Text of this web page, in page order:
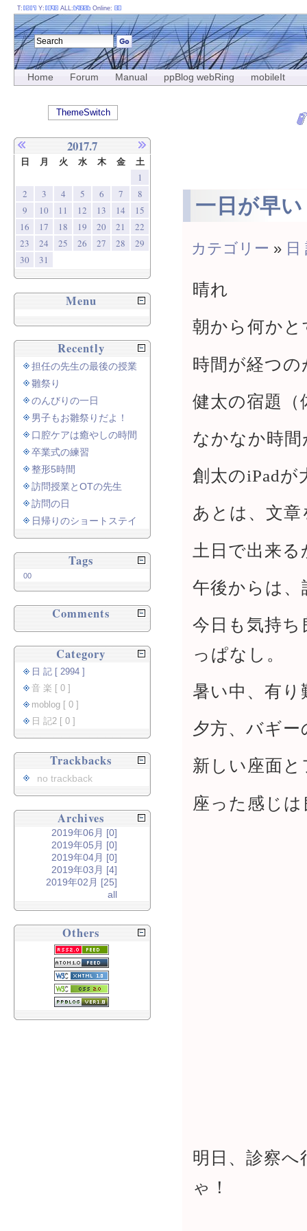
Home Forum Manual ppBlog webRing mobileIt
一日が早い
カテゴリー » 日
晴れ
朝から何か
時間が経つ
健太の宿題
なかなか時
創太のiPadが
あとは、文
土日で出来る
午後からは、
今日も気持
っぱなし。
暑い中、有
夕方、バギ
新しい座面
座った感じ
明日、診察
ゃ！
T: Y: ALL: Online:
ThemeSwitch
2017.7
日 月 火 水 木 金 土
1
2
3 4 5 6 7
8
9
10 11 12 13 14
15
16
17 18 19 20 21
22
23
24 25 26 27 28
29
30
31
Menu
Recently
担任の先生の最後の授業
雛祭り
のんびりの一日
男子もお雛祭りだよ！
口腔ケアは癒やしの時間
卒業式の練習
整形5時間
訪問授業とOTの先生
訪問の日
日帰りのショートステイ
Tags
00
Comments
Category
日 記 [ 2994 ]
音 楽 [ 0 ]
moblog [ 0 ]
日 記2 [ 0 ]
Trackbacks
no trackback
Archives
2019年06月 [0]
2019年05月 [0]
2019年04月 [0]
2019年03月 [4]
2019年02月 [25]
all
Others